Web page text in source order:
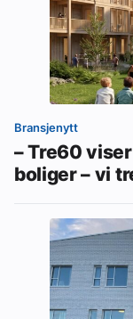
Bransjenytt
– Tre60
boliger – vi